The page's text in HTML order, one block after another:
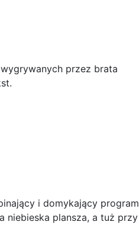
przez brata
i domykający program
niebieska plansza, a tuż przy